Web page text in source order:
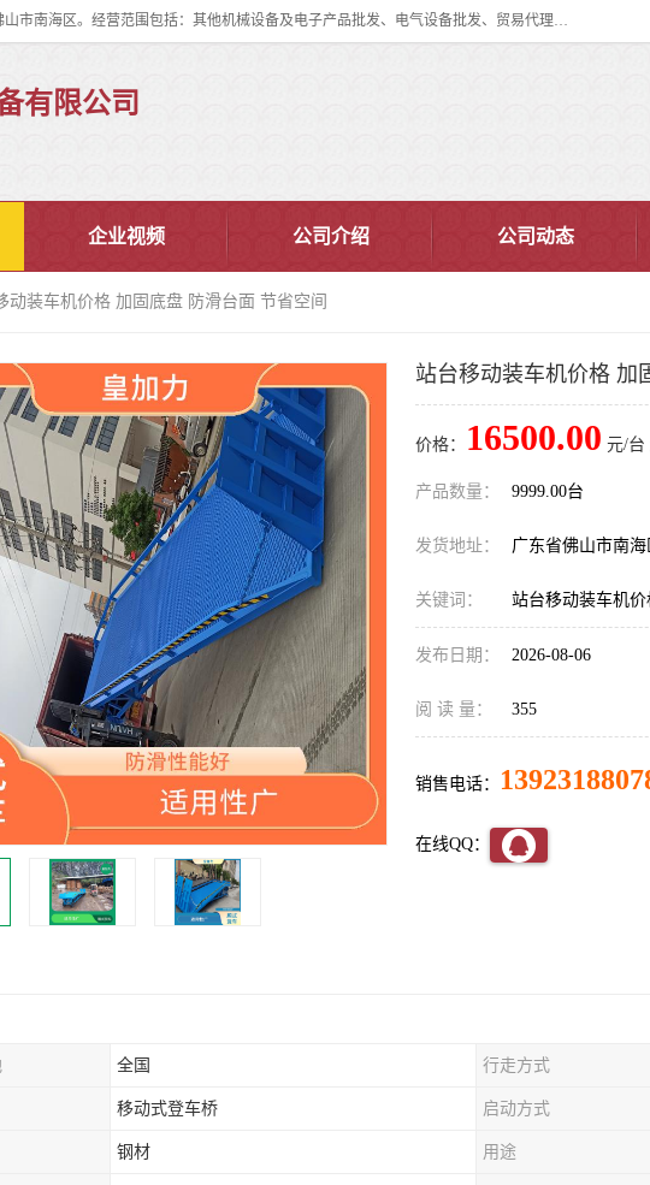
佛山市皇加力机械设备有限公司成立于2017年，注册地位于佛山市南海区。经营范围包括：其他机械设备及电子产品批发、电气设备批发、贸易代理、五金产品批发等；主要产品有：移动式登车桥、叉车装卸货平台、移动式升降机、升降货梯、油桶夹具、电动堆高车。
有限公司
企业视频 公司介绍 公司动态
动装车机价格 加固底盘 防滑台面 节省空间
站台移动装车机价格 加
价格： 16500.00 元/台
产品数量： 9999.00台
发货地址： 广东省佛山市南海
关键词： 站台移动装车机价
发布日期： 2026-08-06
阅 读 量： 355
销售电话：
在线QQ：
全国 行走方式
移动式登车桥 启动方式
钢材 用途